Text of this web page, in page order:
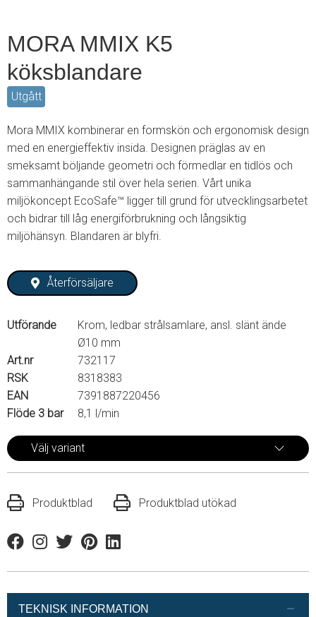
MORA MMIX K5
köksblandare
Utgått
Mora MMIX kombinerar en formskön och ergonomisk design
med en energieffektiv insida. Designen präglas av en
smeksamt böljande geometri och förmedlar en tidlös och
sammanhängande stil över hela serien. Vårt unika
miljökoncept EcoSafe™ ligger till grund för utvecklingsarbetet
och bidrar till låg energiförbrukning och långsiktig
miljöhänsyn. Blandaren är blyfri.
Återförsäljare
Utförande
Krom, ledbar strålsamlare, ansl. slänt ände
Ø10 mm
Art.nr
732117
RSK
8318383
EAN
7391887220456
Flöde 3 bar
8,1 l/min
Välj variant
Produktblad Produktblad utökad
FacebookInstagram
TwitterPinterestLinkedin
TEKNISK INFORMATION